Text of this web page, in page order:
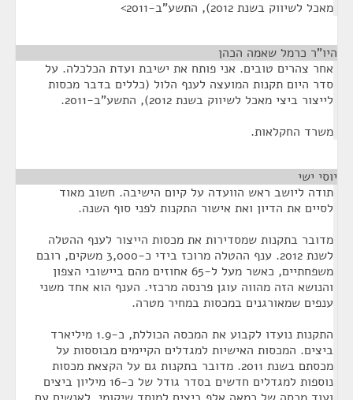
מאכל לשיווק בשנת 2012), התשע"ב-2011>
היו"ר כרמל שאמה הכהן
אחר צהרים טובים. אני פותח את ישיבת ועדת הכלכלה. על
סדר היום תקנות המועצה לענף הלול (כללים בדבר מכסות
לייצור ביצי מאכל לשיווק בשנת 2012), התשע"ב-2011.
משרד החקלאות.
יוסי ישי
תודה ליושב ראש הוועדה על קיום הישיבה. חשוב מאוד
לסיים את הדיון ואת אישור התקנות לפני סוף השנה.
מדובר בתקנות שמסדירות את מכסות הייצור לענף ההטלה
לשנת 2012. ענף ההטלה מרוכז בידי כ-3,000 משקים, רובם
משפחתיים, כאשר מעל ל-65 אחוזים מהם ביישובי הצפון
והנושא הזה מהווה עוגן פרנסה מרכזי. הענף הוא אחד משני
ענפים שמאורגנים במכסות במחיר מטרה.
התקנות נועדו לקבוע את המכסה הכוללת, כ-1.9 מיליארד
ביצים. המכסות האישיות למגדלים הקיימים מבוססות על
מכסתם בשנת 2011. מדובר בתקנות גם על הקצאת מכסות
נוספות למגדלים חדשים בסדר גודל של כ-16 מיליון ביצים